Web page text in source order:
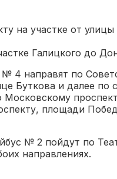
на участке от
Галицкого до
4 направят по
Буткова и далее
площади
№ 2 пойдут по
направлениях.